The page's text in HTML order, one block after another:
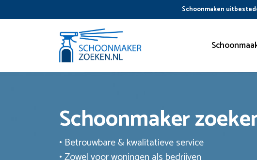
naar
Schoonmaken
Schoonmaker
• Betrouwbare & kwalitatieve service